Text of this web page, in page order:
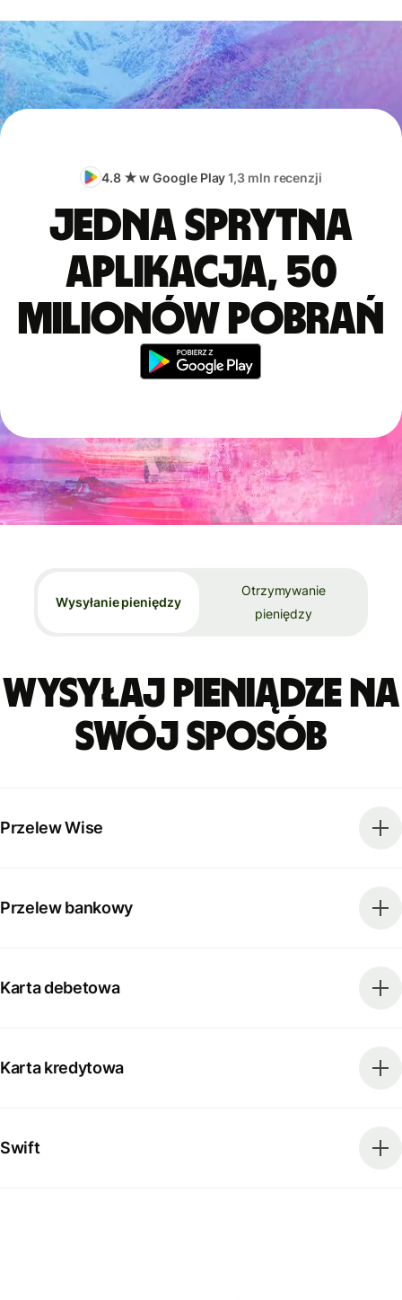
4.8 ★ w Google Play1,3 mln recenzji
Jedna sprytna
aplikacja, 50
milionów pobrań
Wysyłanie pieniędzy
Otrzymywanie
pieniędzy
Wysyłaj pieniądze na
swój sposób
Przelew Wise
Przelew bankowy
Karta debetowa
Karta kredytowa
Swift